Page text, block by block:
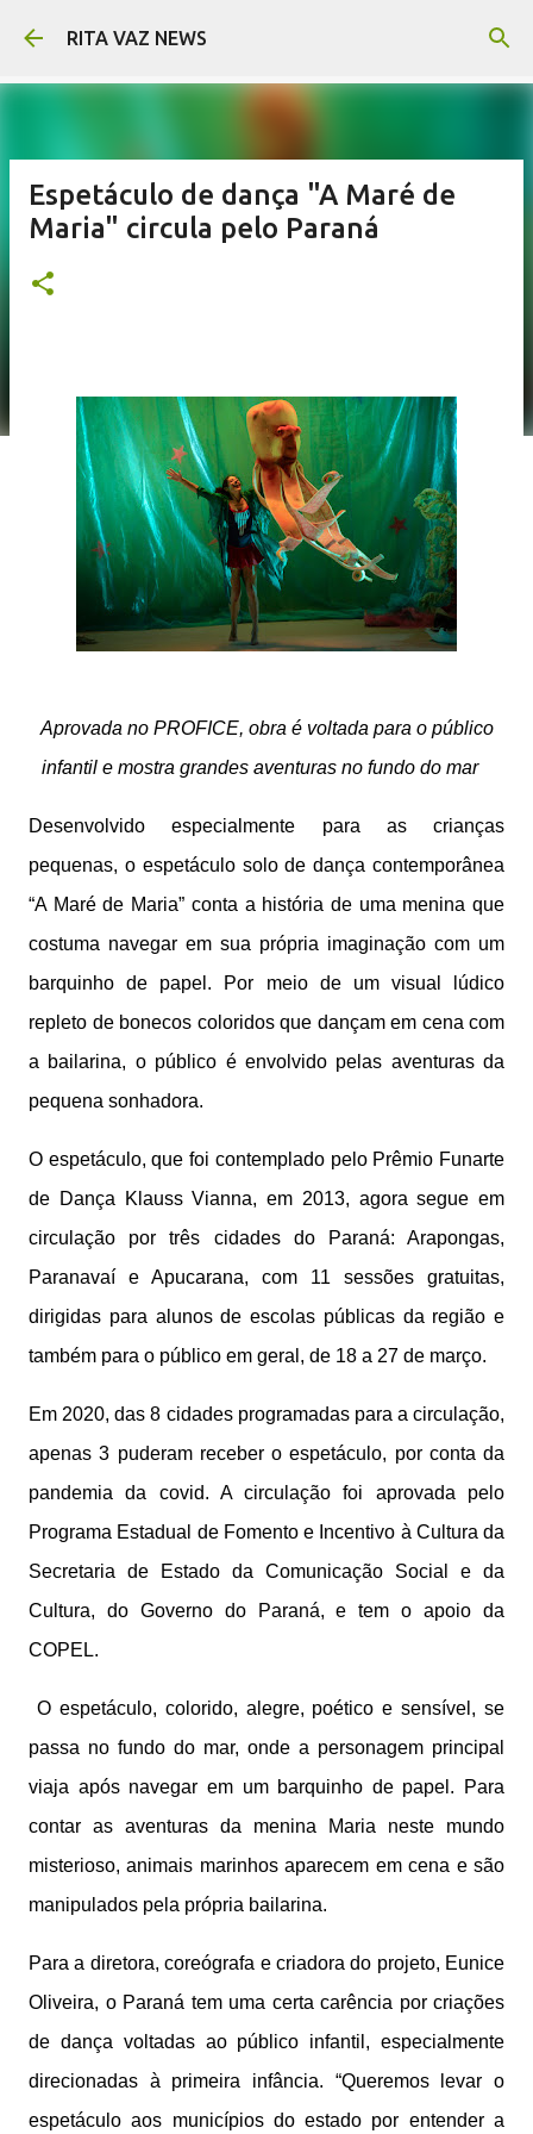
Pular para o conteúdo principal
RITA VAZ NEWS
Espetáculo de dança "A Maré de
Maria" circula pelo Paraná
Aprovada no PROFICE, obra é voltada para o público
infantil e mostra grandes aventuras no fundo do mar
Desenvolvido especialmente para as crianças
pequenas, o espetáculo solo de dança contemporânea
“A Maré de Maria” conta a história de uma menina que
costuma navegar em sua própria imaginação com um
barquinho de papel. Por meio de um visual lúdico
repleto de bonecos coloridos que dançam em cena com
a bailarina, o público é envolvido pelas aventuras da
pequena sonhadora.
O espetáculo, que foi contemplado pelo Prêmio Funarte
de Dança Klauss Vianna, em 2013, agora segue em
circulação por três cidades do Paraná: Arapongas,
Paranavaí e Apucarana, com 11 sessões gratuitas,
dirigidas para alunos de escolas públicas da região e
também para o público em geral, de 18 a 27 de março.
Em 2020, das 8 cidades programadas para a circulação,
apenas 3 puderam receber o espetáculo, por conta da
pandemia da covid. A circulação foi aprovada pelo
Programa Estadual de Fomento e Incentivo à Cultura da
Secretaria de Estado da Comunicação Social e da
Cultura, do Governo do Paraná, e tem o apoio da
COPEL.
O espetáculo, colorido, alegre, poético e sensível, se
passa no fundo do mar, onde a personagem principal
viaja após navegar em um barquinho de papel. Para
contar as aventuras da menina Maria neste mundo
misterioso, animais marinhos aparecem em cena e são
manipulados pela própria bailarina.
Para a diretora, coreógrafa e criadora do projeto, Eunice
Oliveira, o Paraná tem uma certa carência por criações
de dança voltadas ao público infantil, especialmente
direcionadas à primeira infância. “Queremos levar o
espetáculo aos municípios do estado por entender a